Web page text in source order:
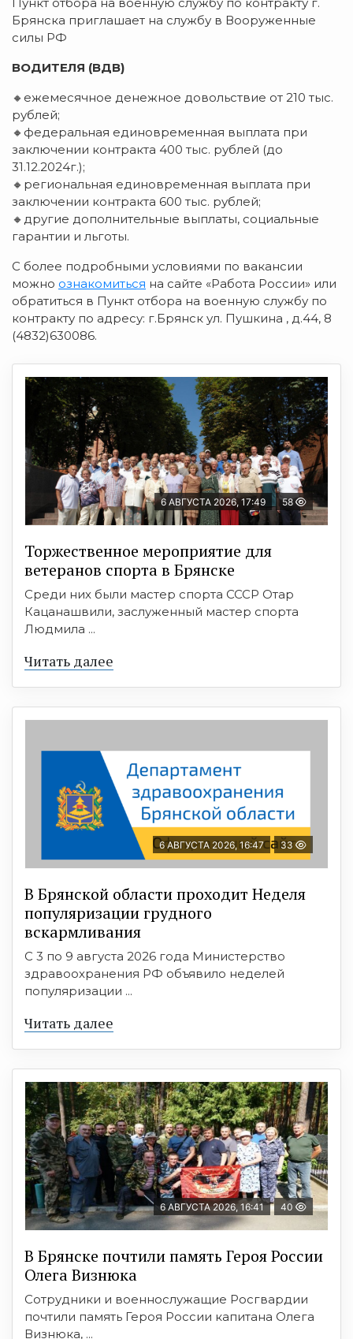
Брянска приглашает на службу в Вооруженные
силы РФ
ВОДИТЕЛЯ (ВДВ)
🔸ежемесячное денежное довольствие от 210 тыс.
рублей;
🔸федеральная единовременная выплата при
заключении контракта 400 тыс. рублей (до
31.12.2024г.);
🔸региональная единовременная выплата при
заключении контракта 600 тыс. рублей;
🔸другие дополнительные выплаты, социальные
гарантии и льготы.
С более подробными условиями по вакансии
можно ознакомиться на сайте «Работа России» или
обратиться в Пункт отбора на военную службу по
контракту по адресу: г.Брянск ул. Пушкина , д.44, 8
(4832)630086.
6 АВГУСТА 2026, 17:49 58
Торжественное мероприятие для
ветеранов спорта в Брянске
Среди них были мастер спорта СССР Отар
Кацанашвили, заслуженный мастер спорта
Людмила ...
Читать далее
6 АВГУСТА 2026, 16:47 33
В Брянской области проходит Неделя
популяризации грудного
вскармливания
С 3 по 9 августа 2026 года Министерство
здравоохранения РФ объявило неделей
популяризации ...
Читать далее
6 АВГУСТА 2026, 16:41 40
В Брянске почтили память Героя России
Олега Визнюка
Сотрудники и военнослужащие Росгвардии
почтили память Героя России капитана Олега
Визнюка, ...